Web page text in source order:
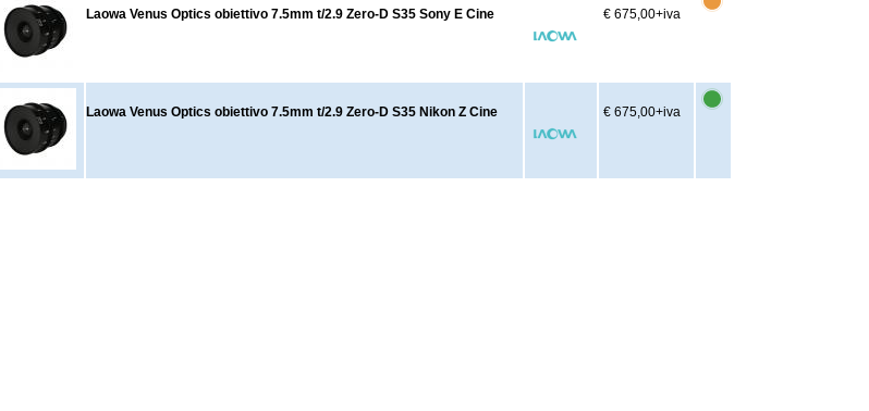
Laowa Venus Optics obiettivo 7.5mm t/2.9 Zero-D S35 Sony E Cine € 675,00+iva
Laowa Venus Optics obiettivo 7.5mm t/2.9 Zero-D S35 Nikon Z Cine € 675,00+iva